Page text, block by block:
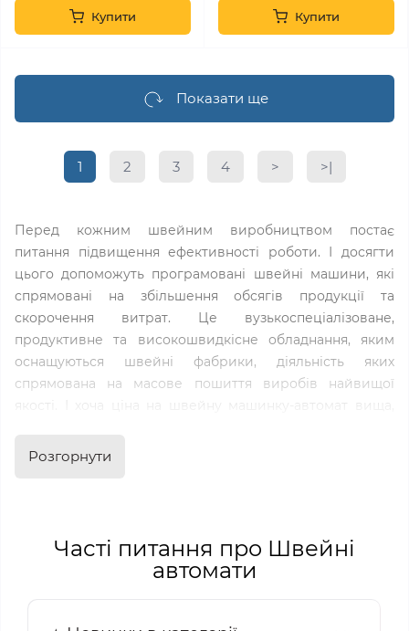
Купити Купити
Показати ще
1 2 3 4 > >|
Перед кожним швейним виробництвом постає
питання підвищення ефективності роботи. І досягти
цього допоможуть програмовані швейні машини, які
спрямовані на збільшення обсягів продукції та
скорочення витрат. Це вузькоспеціалізоване,
продуктивне та високошвидкісне обладнання, яким
оснащуються швейні фабрики, діяльність яких
спрямована на масове пошиття виробів найвищої
завдання щодо збільшення випуску продукції та
бренди, як Jack, SewQ, Siruba та Typical. В інтернет-
магазині Sofitex представлений широкий вибір
Розгорнути
Часті питання про Швейні
автомати